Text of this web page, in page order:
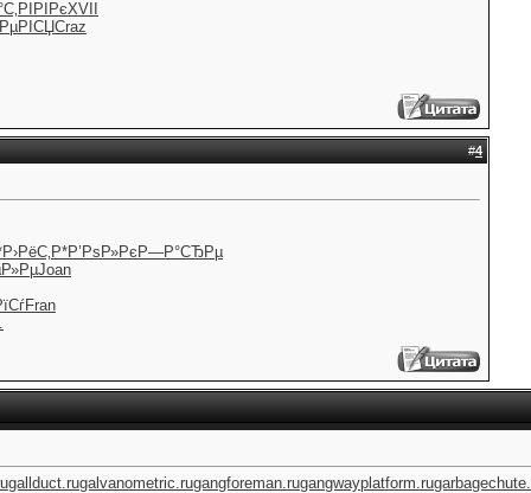
С‚РІРІРєXVII
Craz
#4
Р›РёС‚Р*Р’РѕР»Рє Р—Р°СЂРµ
Joan
Fran
gallduct.rugalvanometric.rugangforeman.rugangwayplatform.ru